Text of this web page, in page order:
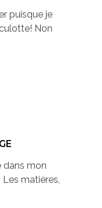
puisque je
Non
dans mon
matières,